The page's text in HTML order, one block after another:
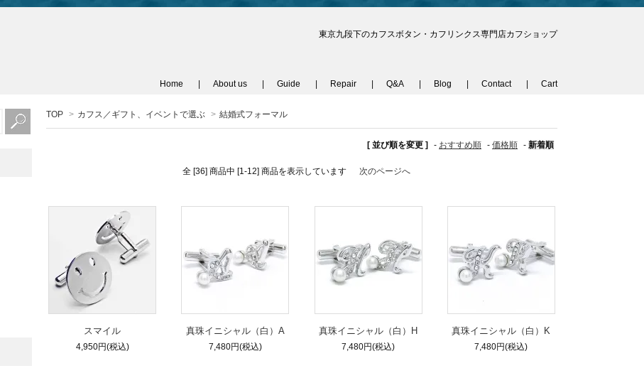
東京九段下のカフスボタン・カフリンクス専門店カフショップ
Home About us Guide Repair Q&A Blog Contact Cart
TOP > カフス／ギフト、イベントで選ぶ > 結婚式フォーマル
[ 並び順を変更 ] - おすすめ順 - 価格順 - 新着順
全 [36] 商品中 [1-12] 商品を表示しています 次のページへ
スマイル
4,950円(税込)
真珠イニシャル（白）A
7,480円(税込)
真珠イニシャル（白）H
7,480円(税込)
真珠イニシャル（白）K
7,480円(税込)